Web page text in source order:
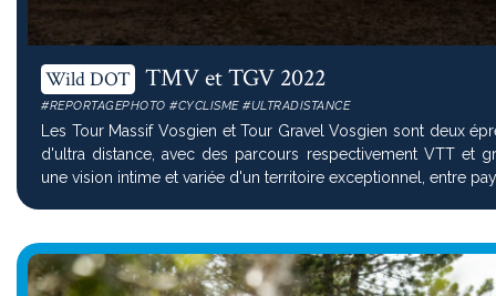
Wild DOT TMV et TGV 2022
#REPORTAGEPHOTO #CYCLISME #ULTRADISTANCE
Les Tour Massif Vosgien et Tour Gravel Vosgien sont deux
d'ultra distance, avec des parcours respectivement VTT et gravel. Elles
une vision intime et variée d'un territoire exceptionnel, entre